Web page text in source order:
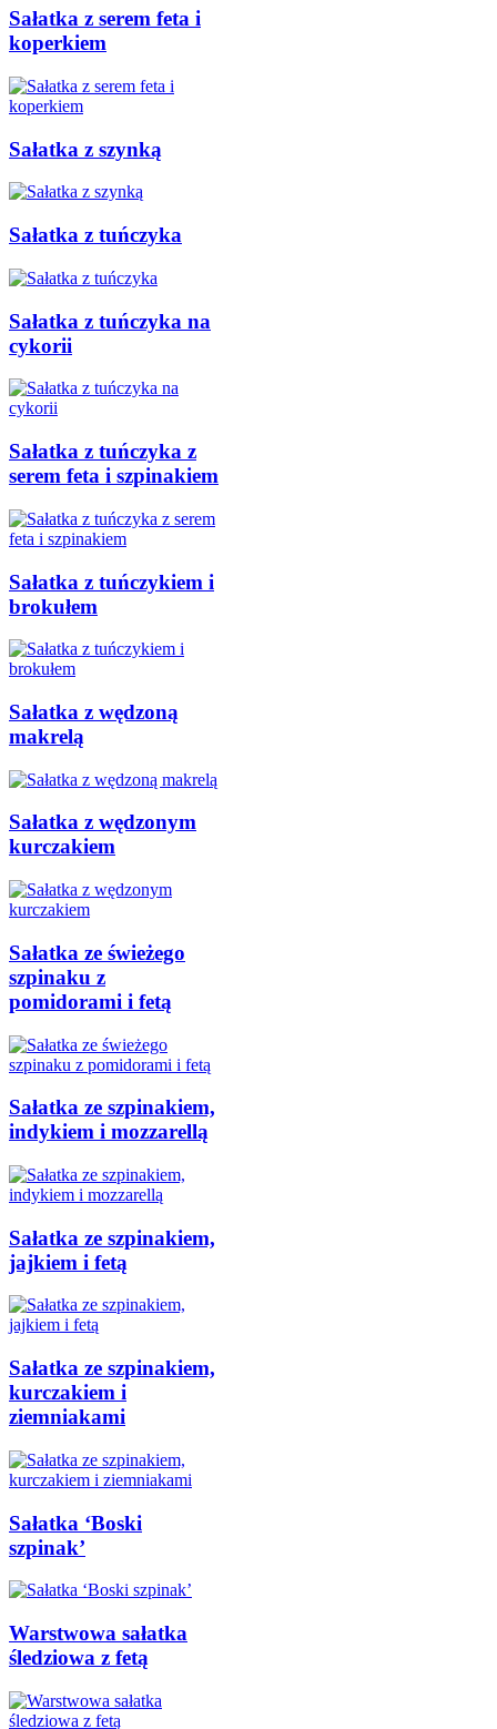
Sałatka z serem feta i
koperkiem
Sałatka z szynką
Sałatka z tuńczyka
Sałatka z tuńczyka na
cykorii
Sałatka z tuńczyka z
serem feta i szpinakiem
Sałatka z tuńczykiem i
brokułem
Sałatka z wędzoną
makrelą
Sałatka z wędzonym
kurczakiem
Sałatka ze świeżego
szpinaku z
pomidorami i fetą
Sałatka ze szpinakiem,
indykiem i mozzarellą
Sałatka ze szpinakiem,
jajkiem i fetą
Sałatka ze szpinakiem,
kurczakiem i
ziemniakami
Sałatka ‘Boski
szpinak’
Warstwowa sałatka
śledziowa z fetą